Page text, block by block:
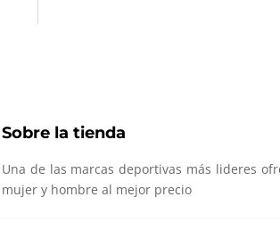
Sobre la tienda
Una de las marcas deportivas más lideres
mujer y hombre al mejor precio